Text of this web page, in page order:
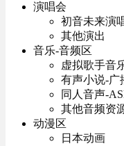
演唱会
初音未来演
其他演出
音乐-音频区
虚拟歌手音
有声小说-广
同人音声-
其他音频资
动漫区
日本动画